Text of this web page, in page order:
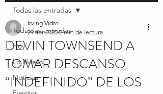
Todas las entradas
Hoy
Lo Nuevo
Noticias
Todas las entradas
DEVIN TOWNSEND A
TOMAR DESCANSO
“INDEFINIDO” DE LOS
Irving Vidro
29 abr 2025 2 min de lectura